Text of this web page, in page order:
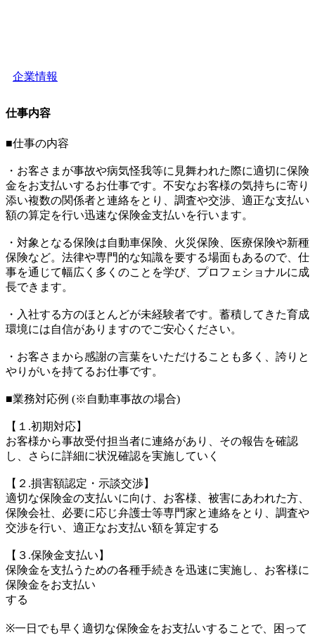
企業情報
仕事内容
■仕事の内容
・お客さまが事故や病気怪我等に見舞われた際に適切に保険
金をお支払いするお仕事です。不安なお客様の気持ちに寄り
添い複数の関係者と連絡をとり、調査や交渉、適正な支払い
額の算定を行い迅速な保険金支払いを行います。
・対象となる保険は自動車保険、火災保険、医療保険や新種
保険など。法律や専門的な知識を要する場面もあるので、仕
事を通じて幅広く多くのことを学び、プロフェショナルに成
長できます。
・入社する方のほとんどが未経験者です。蓄積してきた育成
環境には自信がありますのでご安心ください。
・お客さまから感謝の言葉をいただけることも多く、誇りと
やりがいを持てるお仕事です。
■業務対応例 (※自動車事故の場合)
【１.初期対応】
お客様から事故受付担当者に連絡があり、その報告を確認
し、さらに詳細に状況確認を実施していく
【２.損害額認定・示談交渉】
適切な保険金の支払いに向け、お客様、被害にあわれた方、
保険会社、必要に応じ弁護士等専門家と連絡をとり、調査や
交渉を行い、適正なお支払い額を算定する
【３.保険金支払い】
保険金を支払うための各種手続きを迅速に実施し、お客様に
保険金をお支払い
する
※一日でも早く適切な保険金をお支払いすることで、困って